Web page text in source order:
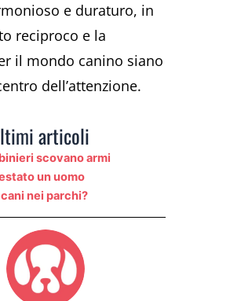
e duraturo, in
reciproco e la
il mondo canino siano
dell’attenzione.
articoli
scovano armi
un uomo
nei parchi?